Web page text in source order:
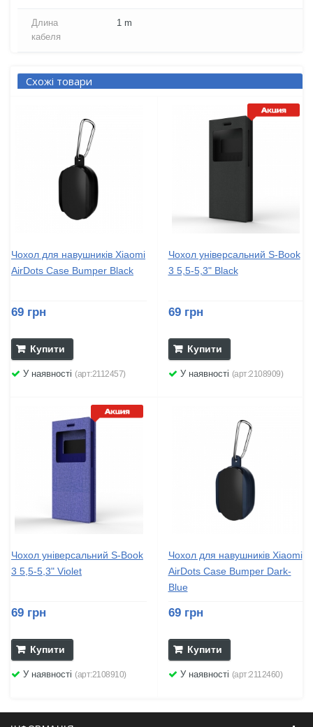
Длина
кабеля
1 m
Схожі товари
Чохол для навушників Xiaomi
AirDots Case Bumper Black
69 грн
Купити
У наявності (арт:2112457)
Чохол універсальний S-Book
3 5,5-5,3" Black
69 грн
Купити
У наявності (арт:2108909)
Чохол універсальний S-Book
3 5,5-5,3" Violet
69 грн
Купити
У наявності (арт:2108910)
Чохол для навушників Xiaomi
AirDots Case Bumper Dark-
Blue
69 грн
Купити
У наявності (арт:2112460)